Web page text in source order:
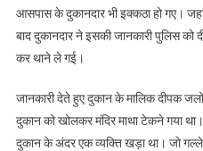
आसपास के दुकानदार भी इक्कठा हो गए।
बाद दुकानदार ने इसकी जानकारी पुलिस को
कर थाने ले गई।
जानकारी देते हुए दुकान के मालिक दीपक
दुकान को खोलकर मंदिर माथा टेकने गया
दुकान के अंदर एक व्यक्ति खड़ा था। जो गल्ले